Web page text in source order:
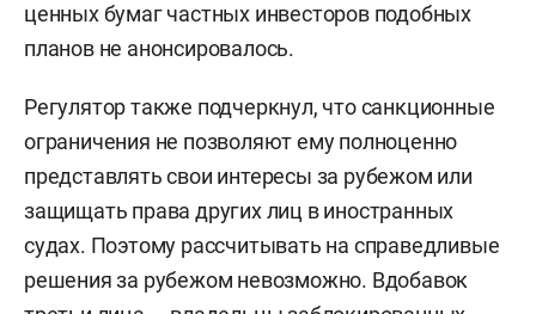
ценных бумаг частных инвесторов подобных
планов не анонсировалось.
Регулятор также подчеркнул, что санкционные
ограничения не позволяют ему полноценно
представлять свои интересы за рубежом или
защищать права других лиц в иностранных
судах. Поэтому рассчитывать на справедливые
решения за рубежом невозможно. Вдобавок